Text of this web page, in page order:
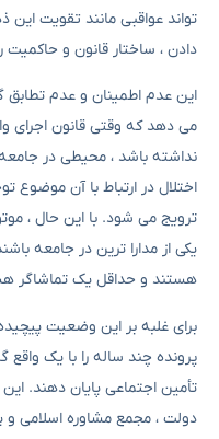
تواند عواقبی مانند تقویت
دادن ، ساختار قانون و حاکمیت
این عدم اطمینان و عدم تطابق
می دهد که وقتی قانون
نداشته باشد ، محیطی در
اختلال در ارتباط با آن موضوع
ترویج می شود. با این حال ،
یکی از مدارا ترین در جامعه
هستند و حداقل یک تماشاگر
برای غلبه بر این وضعیت
پرونده چند ساله را با یک واقع
تأمین اجتماعی پایان دهند.
دولت ، مجمع مشاوره اسلامی و